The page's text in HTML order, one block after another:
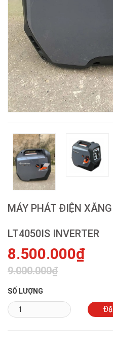
MÁY PHÁT ĐIỆN
LT4050IS INVERTER
8.500.000₫
9.000.000₫
SỐ LƯỢNG